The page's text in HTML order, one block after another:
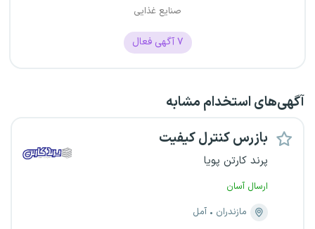
صنایع غذایی
۷ آگهی فعال
آگهی‌های استخدام مشابه
بازرس کنترل کیفیت
پرند کارتن پویا
ارسال آسان
مازندران
آمل